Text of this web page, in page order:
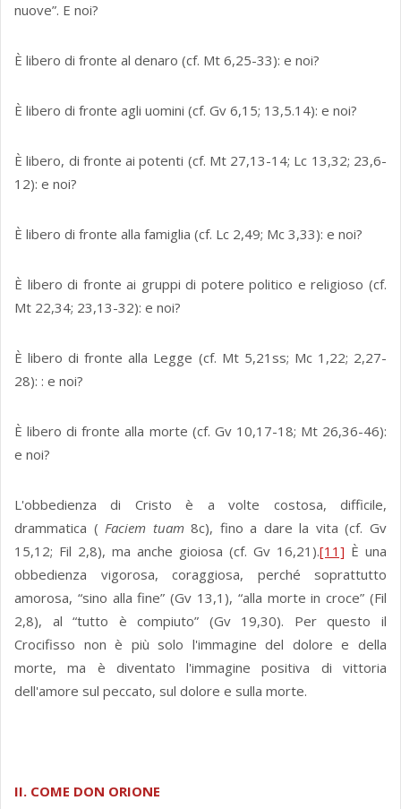
nuove”. E noi?
È libero di fronte al denaro (cf. Mt 6,25-33): e noi?
È libero di fronte agli uomini (cf. Gv 6,15; 13,5.14): e noi?
È libero, di fronte ai potenti (cf. Mt 27,13-14; Lc 13,32; 23,6-
12): e noi?
È libero di fronte alla famiglia (cf. Lc 2,49; Mc 3,33): e noi?
È libero di fronte ai gruppi di potere politico e religioso (cf.
Mt 22,34; 23,13-32): e noi?
È libero di fronte alla Legge (cf. Mt 5,21ss; Mc 1,22; 2,27-
28): : e noi?
È libero di fronte alla morte (cf. Gv 10,17-18; Mt 26,36-46):
e noi?
L'obbedienza di Cristo è a volte costosa, difficile,
drammatica (Faciem tuam8c), fino a dare la vita (cf. Gv
15,12; Fil 2,8), ma anche gioiosa (cf. Gv 16,21).[11] È una
obbedienza vigorosa, coraggiosa, perché soprattutto
amorosa, “sino alla fine” (Gv 13,1), “alla morte in croce” (Fil
2,8), al “tutto è compiuto” (Gv 19,30). Per questo il
Crocifisso non è più solo l'immagine del dolore e della
morte, ma è diventato l'immagine positiva di vittoria
dell'amore sul peccato, sul dolore e sulla morte.
II. COME DON ORIONE